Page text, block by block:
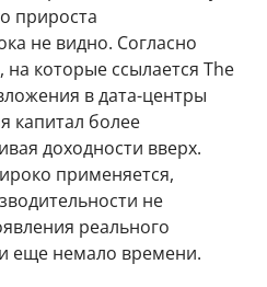
прироста
не видно. Согласно
которые ссылается The
в дата-центры
капитал более
доходности вверх.
применяется,
не
реального
еще немало времени.